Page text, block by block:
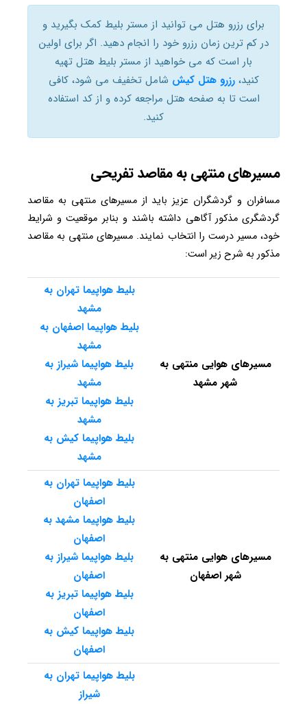
برای رزرو هتل می توانید از مستر بلیط کمک بگیرید و
در کم ترین زمان رزرو خود را انجام دهید. اگر برای اولین
بار است که می خواهید از مستر بلیط هتل تهیه
کنید،رزرو هتل کیش شامل تخفیف می شود، کافی
است تا به صفحه هتل مراجعه کرده و از کد استفاده
کنید.
مسیرهای منتهی به مقاصد تفریحی
مسافران و گردشگران عزیز باید از مسیرهای منتهی به مقاصد
گردشگری مذکور آگاهی داشته باشند و بنابر موقعیت و شرایط
خود، مسیر درست را انتخاب نمایند. مسیرهای منتهی به مقاصد
مذکور به شرح زیر است:
مسیرهای هوایی منتهی به
شهر مشهد
بلیط هواپیما تهران به
مشهد
بلیط هواپیما اصفهان به
مشهد
بلیط هواپیما شیراز به
مشهد
بلیط هواپیما تبریز به
مشهد
بلیط هواپیما کیش به
مشهد
مسیرهای هوایی منتهی به
شهر اصفهان
بلیط هواپیما تهران به
اصفهان
بلیط هواپیما مشهد به
اصفهان
بلیط هواپیما شیراز به
اصفهان
بلیط هواپیما تبریز به
اصفهان
بلیط هواپیما کیش به
اصفهان
بلیط هواپیما تهران به
شیراز